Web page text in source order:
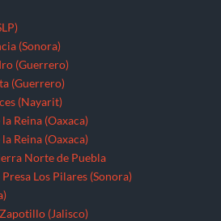
(Sonora)
(Guerrero)
(Guerrero)
(Nayarit)
Reina (Oaxaca)
Reina (Oaxaca)
Norte de Puebla
Presa Los Pilares (Sonora)
(Jalisco)